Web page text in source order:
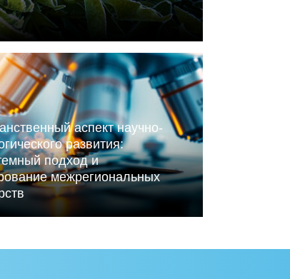
с центром
по вопросам
аспект научно-
развития:
подход и
межрегиональных